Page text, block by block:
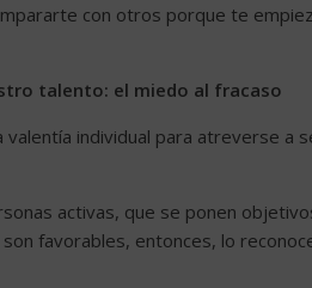
con otros porque te
talento: el miedo al fracaso
individual para atreverse a
activas, que se ponen
favorables, entonces, lo